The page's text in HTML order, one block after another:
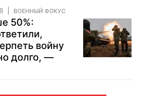
ВОЕННЫЙ ФОКУС
50%:
войну
долго, —